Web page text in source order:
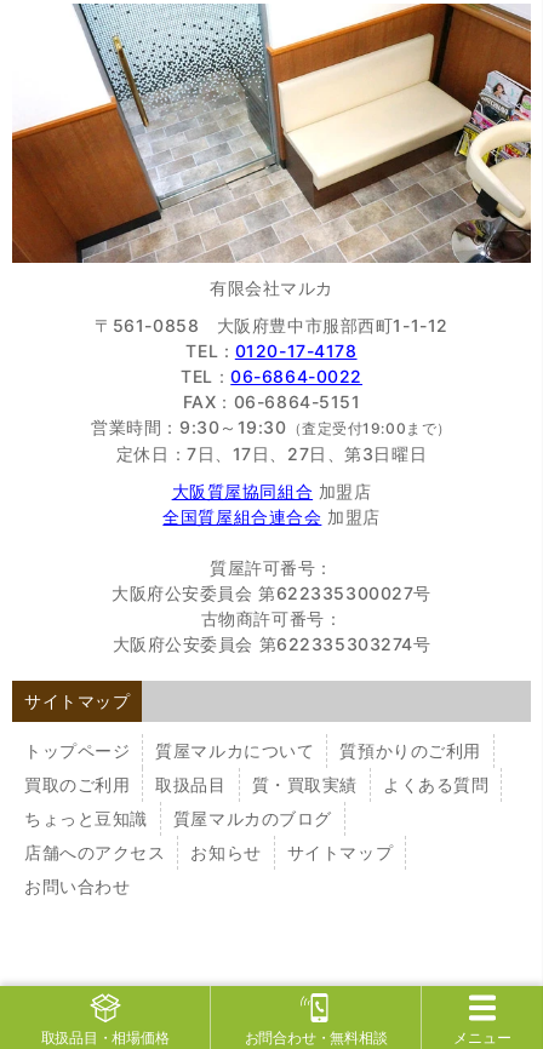
取扱品目 ・相場価格 お問合わせ・無料相談 メニュー
有限会社マルカ
〒561-0858 大阪府豊中市服部西町1-1-12
TEL : 0120-17-4178
TEL：06-6864-0022
FAX：06-6864-5151
営業時間：9:30～19:30 （査定受付19:00まで）
定休日：7日、17日、27日、第3日曜日
大阪質屋協同組合 加盟店
全国質屋組合連合会 加盟店
質屋許可番号：
大阪府公安委員会 第622335300027号
古物商許可番号：
大阪府公安委員会 第622335303274号
サイトマップ
トップページ 質屋マルカについて
質預かりのご利用
買取のご利用
取扱品目 質・買取実績
よくある質問
ちょっと豆知識
質屋マルカのブログ
店舗へのアクセス
お知らせ
サイトマップ
お問い合わせ